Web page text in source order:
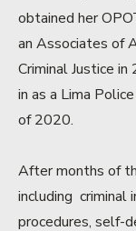
obtained her
an Associates of
Criminal Justice
in as a Lima
of 2020.
After months of
including criminal
procedures, self-